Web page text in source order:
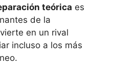
teórica es
de la
en un rival
incluso a los más